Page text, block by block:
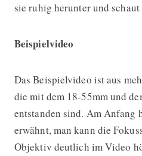
sie ruhig herunter und schaut
Beispielvideo
Das Beispielvideo ist aus
die mit dem 18-55mm und
entstanden sind. Am Anfang
erwähnt, man kann die
Objektiv deutlich im Video